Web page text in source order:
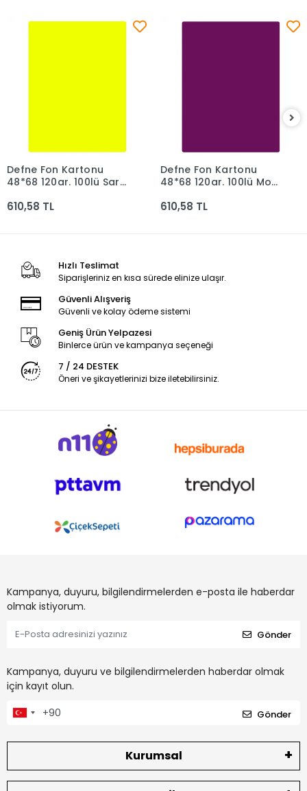
Sepete Ekle
Defne Fon Kartonu
48*68 120gr. 100lü Sarı
610,58 TL
Sepete Ekle
Defne Fon Kartonu
48*68 120gr. 100lü Mor
610,58 TL
Hızlı Teslimat
Siparişleriniz en kısa sürede elinize ulaşır.
Güvenli Alışveriş
Güvenli ve kolay ödeme sistemi
Geniş Ürün Yelpazesi
Binlerce ürün ve kampanya seçeneği
7 / 24 DESTEK
Öneri ve şikayetlerinizi bize iletebilirsiniz.
Kampanya, duyuru, bilgilendirmelerden e-posta ile haberdar
olmak istiyorum.
Gönder
Kampanya, duyuru ve bilgilendirmelerden haberdar olmak
için kayıt olun.
Gönder
Kurumsal